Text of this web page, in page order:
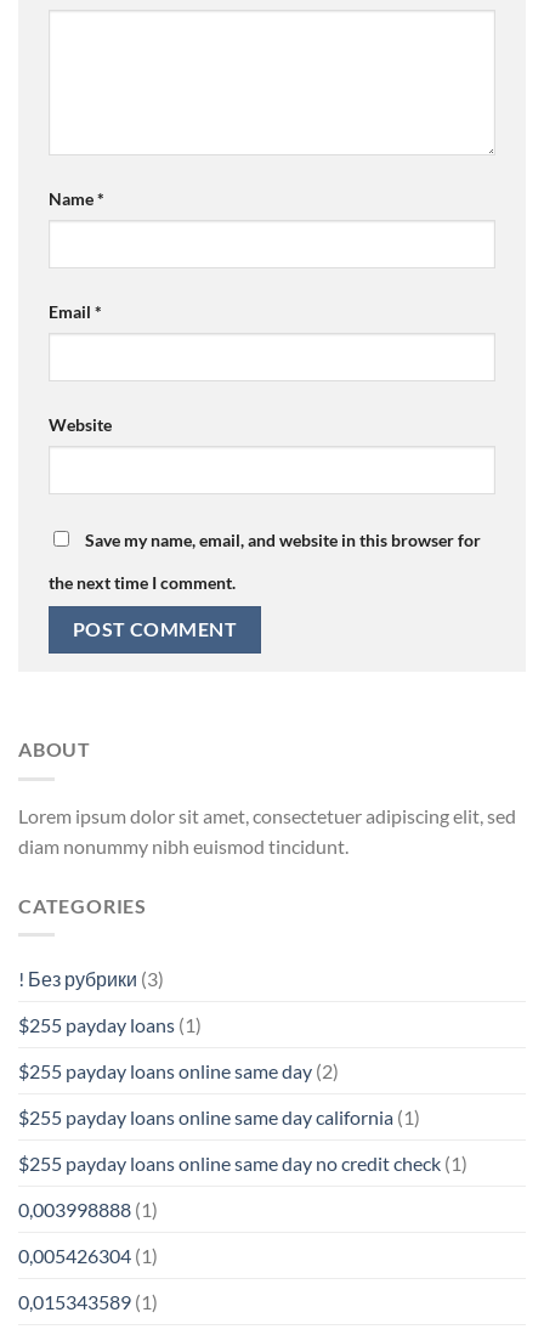
Name*
Email *
Website
Save my name, email, and website in this browser for
the next time I comment.
ABOUT
Lorem ipsum dolor sit amet, consectetuer adipiscing elit, sed
diam nonummy nibh euismod tincidunt.
CATEGORIES
! Без рубрики (3)
$255 payday loans (1)
$255 payday loans online same day (2)
$255 payday loans online same day california (1)
$255 payday loans online same day no credit check (1)
0,003998888 (1)
0,005426304 (1)
0,015343589 (1)